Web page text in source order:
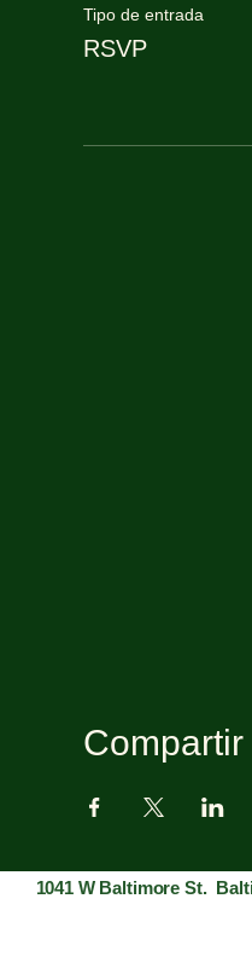
Tipo de entrada
RSVP
1041 W Baltimore St.